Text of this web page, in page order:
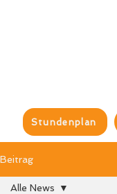
Stundenplan
Beitrag
Alle News